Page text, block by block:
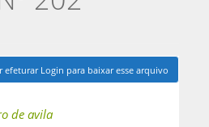
efeturar Login para baixar esse arquivo
de avila